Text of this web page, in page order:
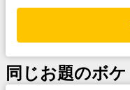
同じお題のボケ